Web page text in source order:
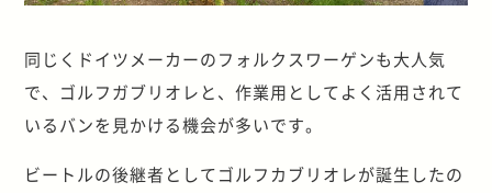
同じくドイツメーカーのフォルクスワーゲンも大人気
で、ゴルフガブリオレと、作業用としてよく活用されて
いるバンを見かける機会が多いです。
ビートルの後継者としてゴルフカブリオレが誕生したの